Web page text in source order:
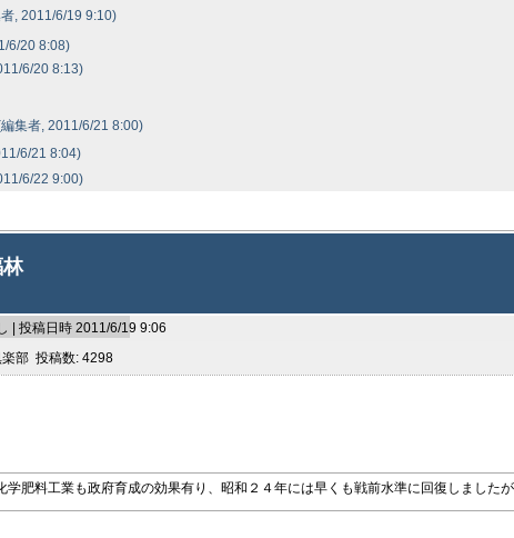
, 2011/6/19 9:10)
6/20 8:08)
6/20 8:13)
集者, 2011/6/21 8:00)
6/21 8:04)
6/22 9:00)
| 投稿日時 2011/6/19 9:06
楽部 投稿数: 4298
学肥料工業も政府育成の効果有り、昭和２４年には早くも戦前水準に回復しました